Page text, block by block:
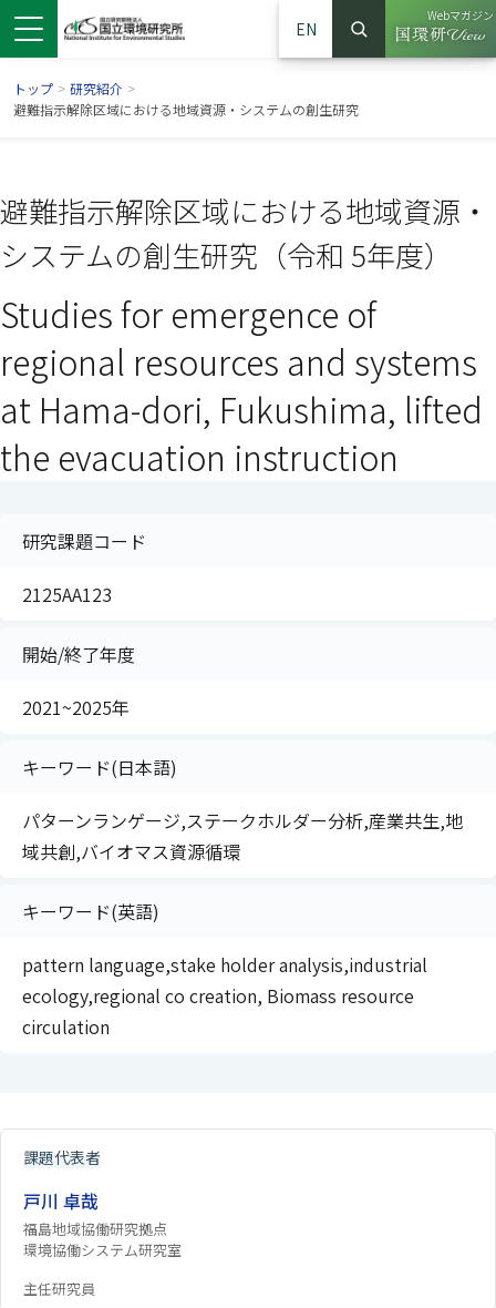
ウで開きます）
ンドウで開きます）
ウインドウで開きます）
EN
サイト内検索
検索
Webマガジン
（別ウイ
トップ > 研究紹介 >
避難指示解除区域における地域資源・システムの創生研究
避難指示解除区域における地域資源・
システムの創生研究（令和 5年度）
Studies for emergence of
regional resources and systems
at Hama-dori, Fukushima, lifted
the evacuation instruction
研究課題コード
2125AA123
開始/終了年度
2021~2025年
キーワード(日本語)
パターンランゲージ,ステークホルダー分析,産業共生,地
域共創,バイオマス資源循環
キーワード(英語)
pattern language,stake holder analysis,industrial
ecology,regional co creation, Biomass resource
circulation
課題代表者
戸川 卓哉
福島地域協働研究拠点
環境協働システム研究室
主任研究員